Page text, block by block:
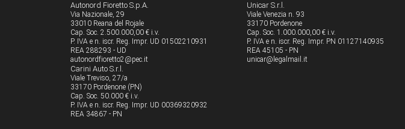
Autonord Fioretto S.p.A.
Via Nazionale, 29
33010 Reana del Rojale
Cap. Soc. 2.500.000,00 € i.v.
P. IVA e n. iscr. Reg. Impr. UD 01502210931
REA 288293 - UD
autonordfioretto2@pec.it
Unicar S.r.l.
Viale Venezia n. 93
33170 Pordenone
Cap. Soc. 1.000.000,00 € i.v.
P. IVA e n. iscr. Reg. Impr. PN 01127140935
REA 45105 - PN
unicar@legalmail.it
Carini Auto S.r.l.
Viale Treviso, 27/a
33170 Pordenone (PN)
Cap. Soc. 50.000 € i.v.
P. IVA e n. iscr. Reg. Impr. UD 00369320932
REA 34867 - PN